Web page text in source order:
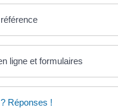
ligne et formulaires
Réponses !